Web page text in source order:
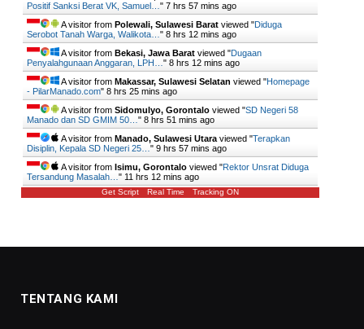
Positif Sanksi Berat VK, Samuel… " 7 hrs 57 mins ago
A visitor from Polewali, Sulawesi Barat viewed "Diduga
Serobot Tanah Warga, Walikota… " 8 hrs 12 mins ago
A visitor from Bekasi, Jawa Barat viewed "Dugaan
Penyalahgunaan Anggaran, LPH… " 8 hrs 12 mins ago
A visitor from Makassar, Sulawesi Selatan viewed "Homepage
- PilarManado.com" 8 hrs 25 mins ago
A visitor from Sidomulyo, Gorontalo viewed "SD Negeri 58
Manado dan SD GMIM 50… " 8 hrs 51 mins ago
A visitor from Manado, Sulawesi Utara viewed "Terapkan
Disiplin, Kepala SD Negeri 25… " 9 hrs 57 mins ago
A visitor from Isimu, Gorontalo viewed "Rektor Unsrat Diduga
Tersandung Masalah… " 11 hrs 12 mins ago
Get Script Real Time Tracking ON
TENTANG KAMI